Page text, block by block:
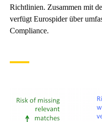
Richtlinien. Zusammen mit
verfügt Eurospider über
Compliance.